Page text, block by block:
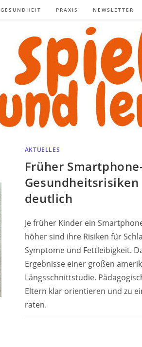
GESUNDHEIT PRAXIS NEWSLETTER
AKTUELLES
Früher
deutlich
Je früher Kinder ein
höher sind ihre Risiken für
Symptome und Fettleibigkeit.
Ergebnisse einer großen
Längsschnittstudie.
Eltern klar orientieren und zu
raten.